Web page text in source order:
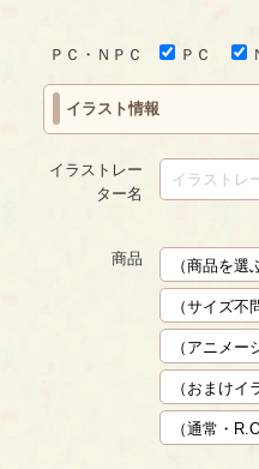
ＰＣ・ＮＰＣ ＰＣ
イラスト情報
イラストレー
ター名
商品